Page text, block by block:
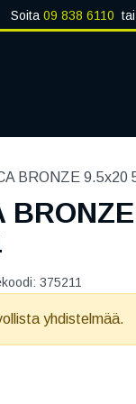
Soita 09 838 6110 tai
BRONZE 9.5x20
375211
yhdistelmää.